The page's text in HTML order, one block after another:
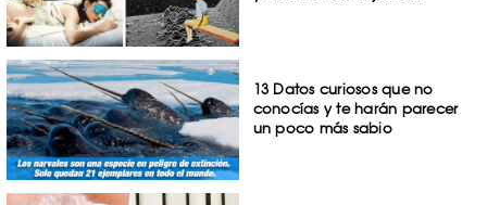
13 Datos curiosos que no
conocías y te harán parecer
un poco más sabio